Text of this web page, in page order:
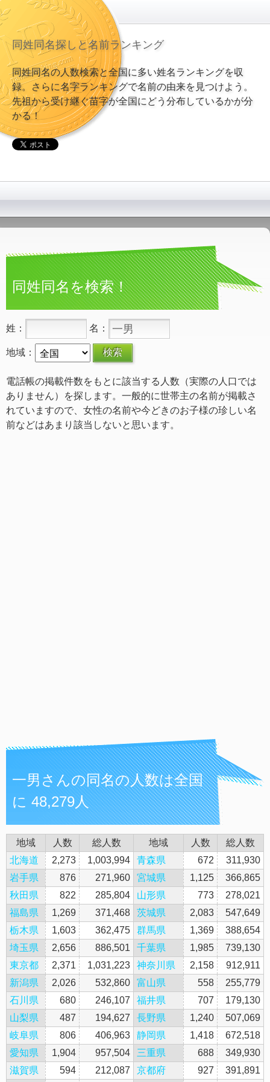
同姓同名探しと名前ランキング
同姓同名の人数検索と全国に多い姓名ランキングを収
録。さらに名字ランキングで名前の由来を見つけよう。
先祖から受け継ぐ苗字が全国にどう分布しているかが分
かる！
同姓同名を検索！
姓： 名：
地域：
電話帳の掲載件数をもとに該当する人数（実際の人口では
ありません）を探します。一般的に世帯主の名前が掲載さ
れていますので、女性の名前や今どきのお子様の珍しい名
前などはあまり該当しないと思います。
一男さんの同名の人数は全国
に 48,279人
地域 人数 総人数 地域 人数
総人数
北海道
2,273 1,003,994 青森県 672
311,930
岩手県
876 271,960 宮城県 1,125
366,865
秋田県
822 285,804 山形県 773
278,021
福島県
1,269 371,468 茨城県 2,083
547,649
栃木県
1,603 362,475 群馬県 1,369
388,654
埼玉県
2,656 886,501 千葉県 1,985
739,130
東京都
2,371 1,031,223 神奈川県 2,158
912,911
新潟県
2,026 532,860 富山県 558
255,779
石川県
680 246,107 福井県 707
179,130
山梨県
487 194,627 長野県 1,240
507,069
岐阜県
806 406,963 静岡県 1,418
672,518
愛知県
1,904 957,504 三重県 688
349,930
滋賀県
594 212,087 京都府 927 391,891